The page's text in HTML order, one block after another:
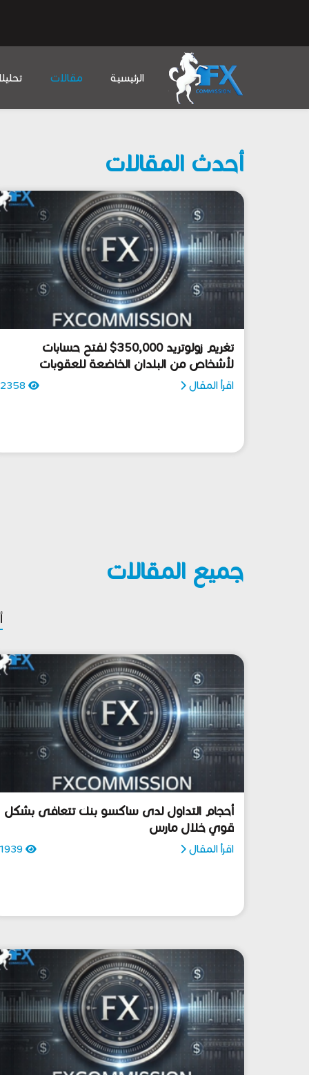
الرئيسية مقالات
أحدث المقالات
تغريم زولوتريد 350,000$ لفتح حسابات
لأشخاص من البلدان الخاضعة للعقوبات
الأمريكية
اقرأ المقال
جميع المقالات
أحجام التداول لدى ساكسو بنك تتعافى بشكل
قوي خلال مارس
اقرأ المقال 1939